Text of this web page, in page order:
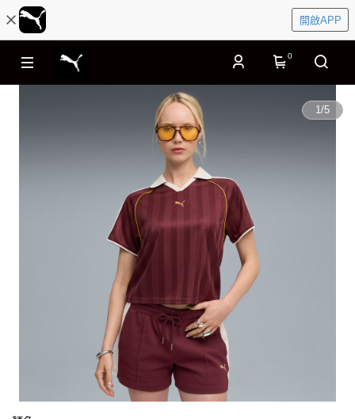
開啟APP
0
1/5